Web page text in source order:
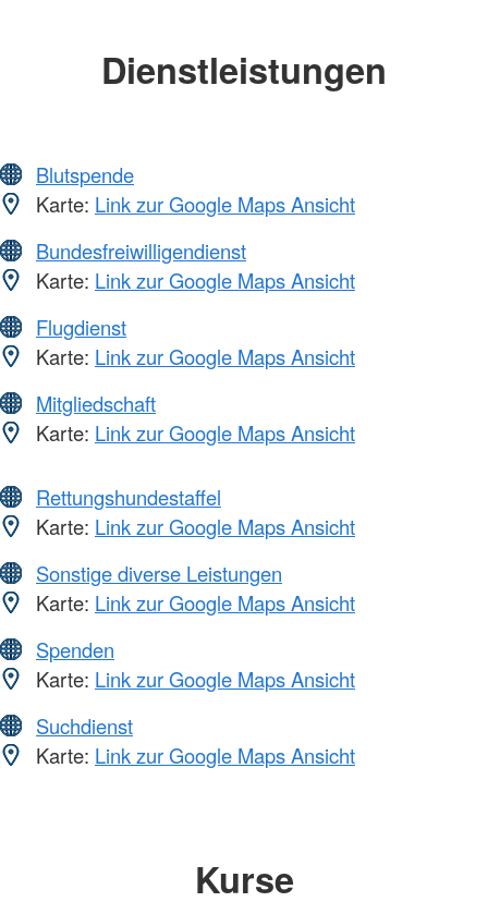
Dienstleistungen
Blutspende
Karte: Link zur Google Maps Ansicht
Bundesfreiwilligendienst
Karte: Link zur Google Maps Ansicht
Flugdienst
Karte: Link zur Google Maps Ansicht
Mitgliedschaft
Karte: Link zur Google Maps Ansicht
Rettungshundestaffel
Karte: Link zur Google Maps Ansicht
Sonstige diverse Leistungen
Karte: Link zur Google Maps Ansicht
Spenden
Karte: Link zur Google Maps Ansicht
Suchdienst
Karte: Link zur Google Maps Ansicht
Kurse